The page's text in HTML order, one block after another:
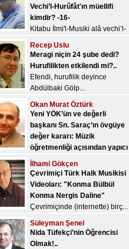
Vechi’l-Hurûfât'ın müellifi
kimdir? -16-
Kitabu İlmi'l-Musiki alâ vechi’l-
Recep Uslu
Meragi niçin 24 şube dedi?
Hurufilikten etkilendi mi?..
Efendi, hurufilik deyince
Abdülbaki Gölp...
Okan Murat Öztürk
Yeni YÖK’ün ve değerli
başkanı Sn. Saraç’ın övgüye
değer kararı: Müzik
öğretmenliği açısından yapıcı
bir değerlendirme…
Yeni YÖK, üniversitelere yetki
devri kon...
İlhami Gökçen
Çevrimiçi Türk Halk Musikisi
Videoları: "Konma Bülbül
Konma Nergis Daline"
Çevrimiçinde (internette) birç...
Süleyman Şenel
Nida Tüfekçi’nin Öğrencisi
Olmak!..